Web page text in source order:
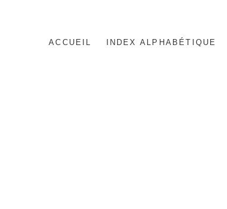
ACCUEIL INDEX ALPHABÉTIQUE